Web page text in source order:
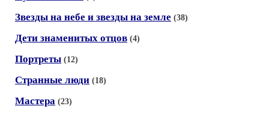
Звезды на небе и звезды на земле (38)
Дети знаменитых отцов (4)
Портреты (12)
Странные люди (18)
Мастера (23)